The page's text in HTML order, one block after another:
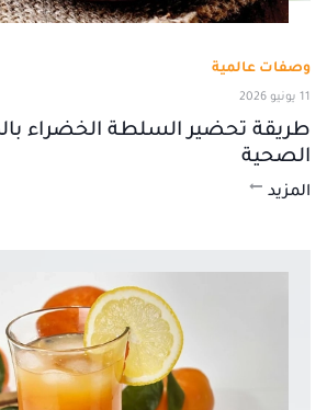
وصفات عالمية
11 يونيو 2026
طريقة تحضير السلطة الخضراء
الصحية
المزيد